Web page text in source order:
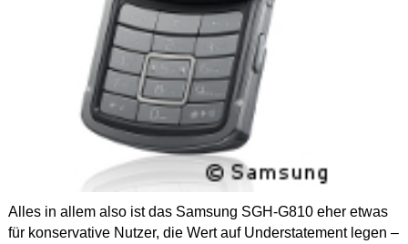
Alles in allem also ist das Samsung SGH-G810 eher etwas
für konservative Nutzer, die Wert auf Understatement legen –